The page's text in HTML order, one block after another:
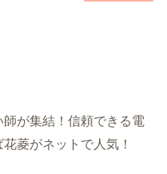
が集結！信頼できる電
菱がネットで人気！